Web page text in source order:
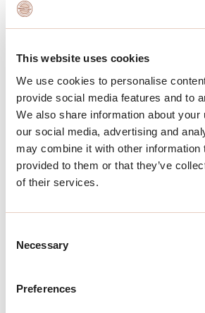
This website uses cookies
We use cookies to personalise
provide social media features and to
We also share information about your
our social media, advertising and
may combine it with other information
provided to them or that they’ve
of their services.
Selection
Necessary
Preferences
De Vereniging van Eigenaars
Rotterdam, Ondervereniging
op de entresol 🏠
Wij kijken uit naar een prettige
#nieuwinbeheer #vvebeheer
#statenflat #rotterdam